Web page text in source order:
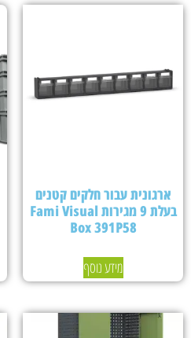
ארגונית עבור חלקים קטנים
בעלת 9 מגירות Fami Visual
Box 391P58
מידע נוסף